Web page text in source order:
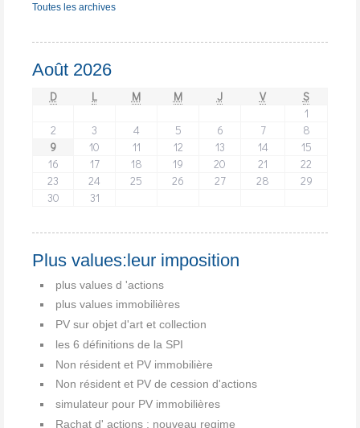
Toutes les archives
Août 2026
D L M M J V
S
1
2
3 4 5 6 7
8
9
10 11 12 13 14
15
16
17 18 19 20 21
22
23
24 25 26 27 28
29
30
31
Plus values:leur imposition
plus values d 'actions
plus values immobilières
PV sur objet d'art et collection
les 6 définitions de la SPI
Non résident et PV immobilière
Non résident et PV de cession d'actions
simulateur pour PV immobilières
Rachat d' actions : nouveau regime